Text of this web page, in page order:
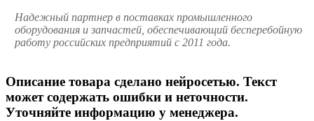
Надежный партнер в поставках промышленного
оборудования и запчастей, обеспечивающий бесперебойную
работу российских предприятий с 2011 года.
Описание товара сделано нейросетью. Текст
может содержать ошибки и неточности.
Уточняйте информацию у менеджера.